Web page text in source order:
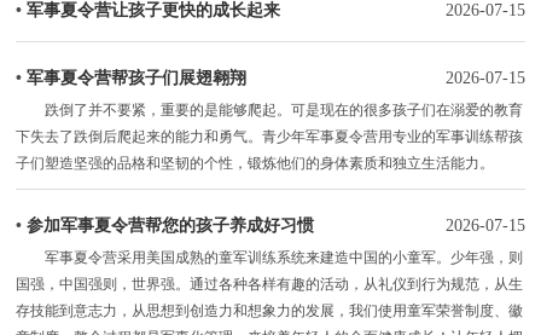
•军事夏令营让孩子更快的成长起来 2026-07-15
•军事夏令营帮孩子们展翅翱翔 2026-07-15
跌倒了并不要紧，重要的是能够爬起。可是现在的很多孩子们在溺爱的教育
下失去了跌倒后爬起来的能力和勇气。青少年军事夏令营用专业的军事训练帮孩
子们塑造坚强的品格和坚韧的个性，锻炼他们的身体素质和独立生活能力。
•参加军事夏令营帮您的孩子养成好习惯 2026-07-15
军事夏令营采用美国成熟的童军训练系统来建造中国的小童军。少年强，则
国强，中国强则，世界强。通过各种各样有趣的活动，从礼仪到行为规范，从生
存技能到意志力，从思想到创造力和想象力的发展，我们使用童军荣誉制度、徽